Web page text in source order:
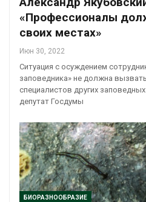
«Профессионалы
своих местах»
Июн 30, 2022
Ситуация с осуждением
заповедника» не должна
специалистов других
депутат Госдумы
БИОРАЗНООБРАЗИЕ